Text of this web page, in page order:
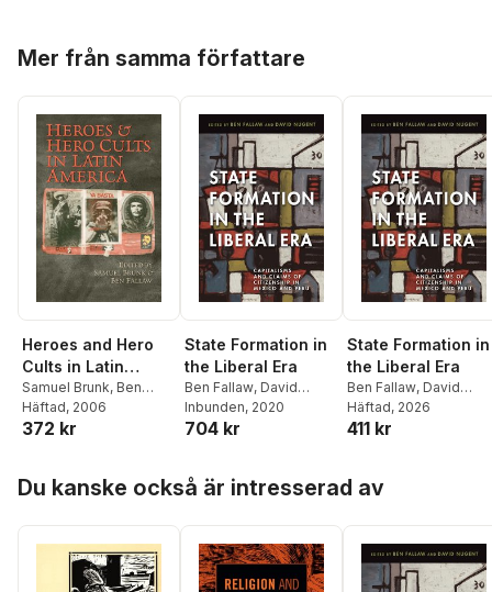
Mer från samma författare
Heroes and Hero
Cults in Latin
America
Samuel Brunk, Ben
Fallaw
Häftad, 2006
372 kr
State Formation in
the Liberal Era
Ben Fallaw, David
Nugent
Inbunden, 2020
704 kr
State Formation in
the Liberal Era
Ben Fallaw, David
Nugent
Häftad, 2026
411 kr
Du kanske också är intresserad av